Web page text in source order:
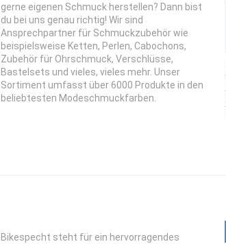
gerne eigenen Schmuck herstellen? Dann bist
du bei uns genau richtig! Wir sind
Ansprechpartner für Schmuckzubehör wie
beispielsweise Ketten, Perlen, Cabochons,
Zubehör für Ohrschmuck, Verschlüsse,
Bastelsets und vieles, vieles mehr. Unser
Sortiment umfasst über 6000 Produkte in den
beliebtesten Modeschmuckfarben.
Bikespecht steht für ein hervorragendes